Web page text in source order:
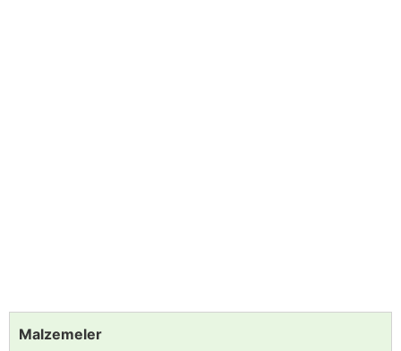
Malzemeler